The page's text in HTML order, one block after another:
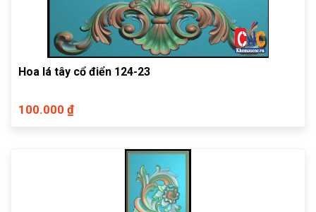
Hoa lá tây cổ điển 124-23
100.000 ₫